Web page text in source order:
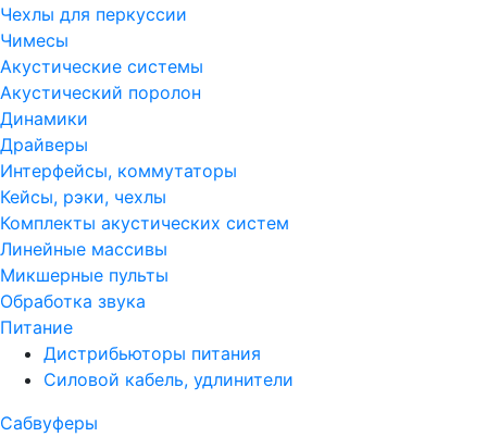
Чехлы для перкуссии
Чимесы
Акустические системы
Акустический поролон
Динамики
Драйверы
Интерфейсы, коммутаторы
Кейсы, рэки, чехлы
Комплекты акустических систем
Линейные массивы
Микшерные пульты
Обработка звука
Питание
Дистрибьюторы питания
Силовой кабель, удлинители
Сабвуферы